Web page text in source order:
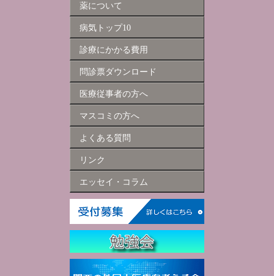
薬について
病気トップ10
診療にかかる費用
問診票ダウンロード
医療従事者の方へ
マスコミの方へ
よくある質問
リンク
エッセイ・コラム